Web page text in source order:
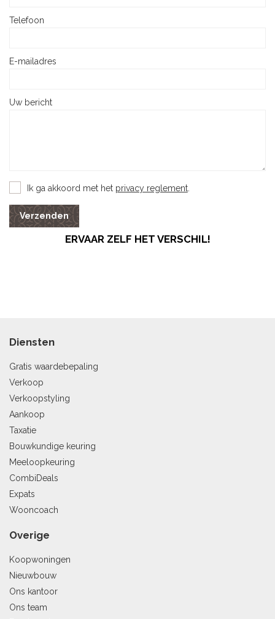
Telefoon
E-mailadres
Uw bericht
Ik ga akkoord met het privacy reglement.
Verzenden
ERVAAR ZELF HET VERSCHIL!
Diensten
Gratis waardebepaling
Verkoop
Verkoopstyling
Aankoop
Taxatie
Bouwkundige keuring
Meeloopkeuring
CombiDeals
Expats
Wooncoach
Overige
Koopwoningen
Nieuwbouw
Ons kantoor
Ons team